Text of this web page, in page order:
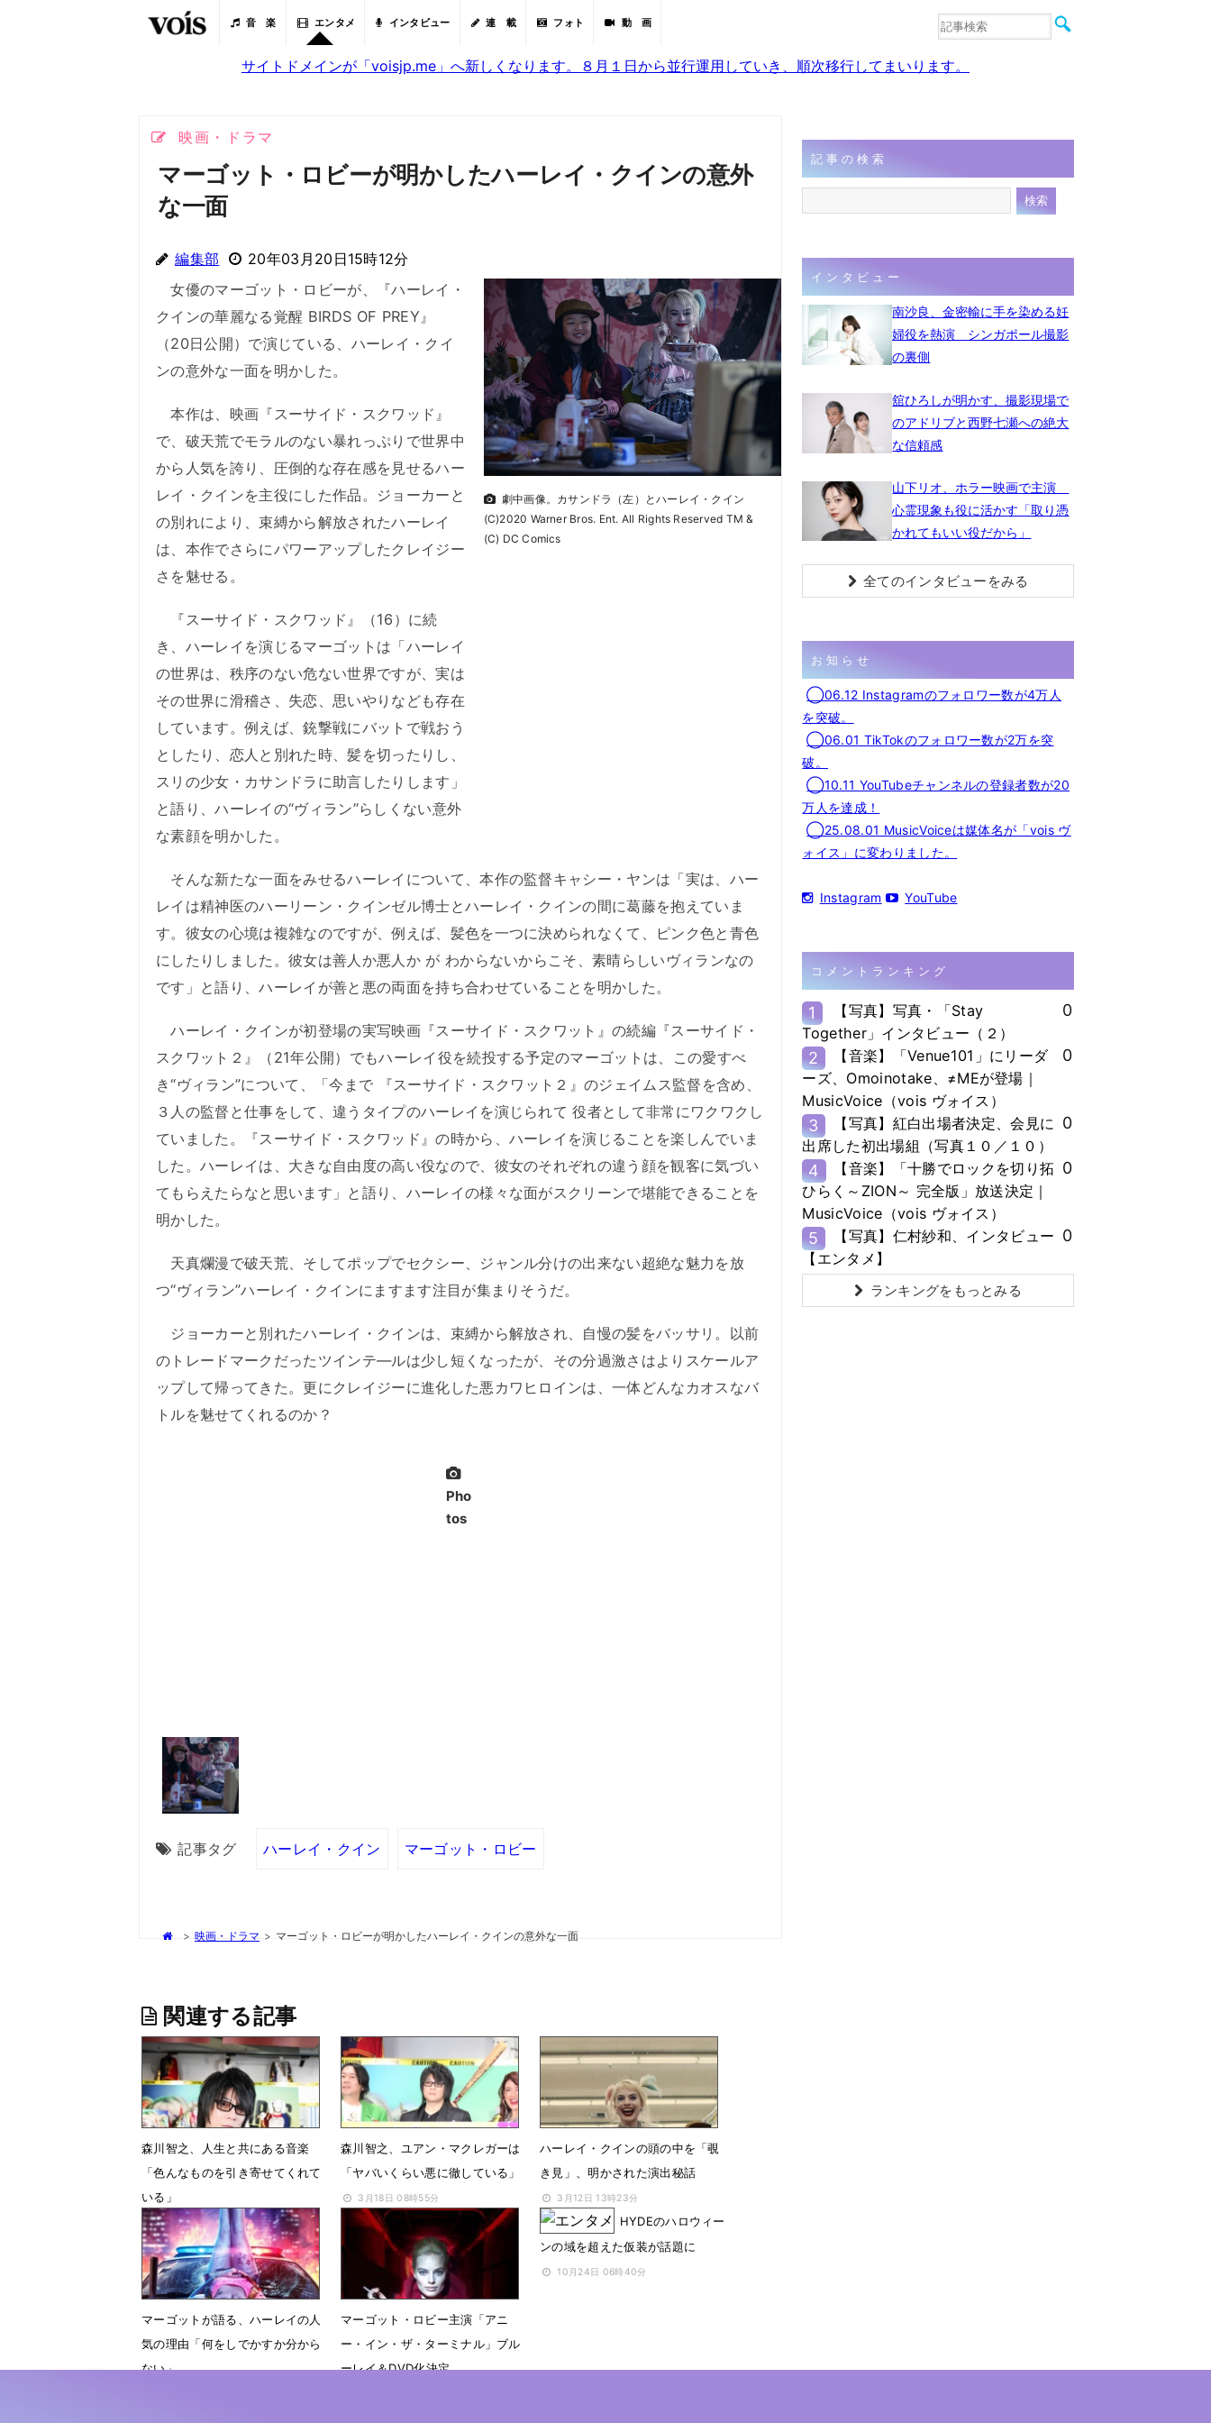
音 楽 エンタメ インタビュー 連 載 フォト 動 画
音楽
サイトドメインが「voisjp.me」へ新しくなります。８月１日から並行運用していき、順次移行してまいります。
映画・ドラマ
マーゴット・ロビーが明かしたハーレイ・クインの意外
な一面
編集部 20年03月20日15時12分
劇中画像。カサンドラ（左）とハーレイ・クイン
(C)2020 Warner Bros. Ent. All Rights Reserved TM &
(C) DC Comics
女優のマーゴット・ロビーが、『ハーレイ・
クインの華麗なる覚醒 BIRDS OF PREY』
（20日公開）で演じている、ハーレイ・クイ
ンの意外な一面を明かした。
本作は、映画『スーサイド・スクワッド』
で、破天荒でモラルのない暴れっぷりで世界中
から人気を誇り、圧倒的な存在感を見せるハー
レイ・クインを主役にした作品。ジョーカーと
の別れにより、束縛から解放されたハーレイ
は、本作でさらにパワーアップしたクレイジー
さを魅せる。
『スーサイド・スクワッド』（16）に続
き、ハーレイを演じるマーゴットは「ハーレイ
の世界は、秩序のない危ない世界ですが、実は
その世界に滑稽さ、失恋、思いやりなども存在
しています。例えば、銃撃戦にバットで戦おう
としたり、恋人と別れた時、髪を切ったりし、
スリの少女・カサンドラに助言したりします」
と語り、ハーレイの“ヴィラン”らしくない意外
な素顔を明かした。
そんな新たな一面をみせるハーレイについて、本作の監督キャシー・ヤンは「実は、ハー
レイは精神医のハーリーン・クインゼル博士とハーレイ・クインの間に葛藤を抱えていま
す。彼女の心境は複雑なのですが、例えば、髪色を一つに決められなくて、ピンク色と青色
にしたりしました。彼女は善人か悪人か が わからないからこそ、素晴らしいヴィランなの
です」と語り、ハーレイが善と悪の両面を持ち合わせていることを明かした。
ハーレイ・クインが初登場の実写映画『スーサイド・スクワット』の続編『スーサイド・
スクワット２』（21年公開）でもハーレイ役を続投する予定のマーゴットは、この愛すべ
き“ヴィラン”について、「今まで 『スーサイド・スクワット２』のジェイムス監督を含め、
３人の監督と仕事をして、違うタイプのハーレイを演じられて 役者として非常にワクワクし
ていました。『スーサイド・スクワッド』の時から、ハーレイを演じることを楽しんでいま
した。ハーレイは、大きな自由度の高い役なので、彼女のそれぞれの違う顔を観客に気づい
てもらえたらなと思います」と語り、ハーレイの様々な面がスクリーンで堪能できることを
明かした。
天真爛漫で破天荒、そしてポップでセクシー、ジャンル分けの出来ない超絶な魅力を放
つ“ヴィラン”ハーレイ・クインにますます注目が集まりそうだ。
ジョーカーと別れたハーレイ・クインは、束縛から解放され、自慢の髪をバッサリ。以前
のトレードマークだったツインテ―ルは少し短くなったが、その分過激さはよりスケールア
ップして帰ってきた。更にクレイジーに進化した悪カワヒロインは、一体どんなカオスなバ
トルを魅せてくれるのか？
Pho
tos
記事タグ ハーレイ・クイン マーゴット・ロビー
> 映画・ドラマ > マーゴット・ロビーが明かしたハーレイ・クインの意外な一面
関連する記事
森川智之、人生と共にある音楽
「色んなものを引き寄せてくれて
いる」
4月9日 17時00分
森川智之、ユアン・マクレガーは
「ヤバいくらい悪に徹している」
3月18日 08時55分
ハーレイ・クインの頭の中を「覗
き見」、明かされた演出秘話
3月12日 13時23分
マーゴットが語る、ハーレイの人
気の理由「何をしでかすか分から
ない」
マーゴット・ロビー主演「アニ
ー・イン・ザ・ターミナル」ブル
ーレイ＆DVD化決定
HYDEのハロウィー
ンの域を超えた仮装が話題に
10月24日 06時40分
記事の検索
インタビュー
南沙良、金密輸に手を染める妊
婦役を熱演 シンガポール撮影
の裏側
舘ひろしが明かす、撮影現場で
のアドリブと西野七瀬への絶大
な信頼感
山下リオ、ホラー映画で主演
心霊現象も役に活かす「取り憑
かれてもいい役だから」
全てのインタビューをみる
お知らせ
◯06.12 Instagramのフォロワー数が4万人
を突破。
◯06.01 TikTokのフォロワー数が2万を突
破。
◯10.11 YouTubeチャンネルの登録者数が20
万人を達成！
◯25.08.01 MusicVoiceは媒体名が「vois ヴ
ォイス」に変わりました。
Instagram YouTube
コメントランキング
1
【写真】写真・「Stay
Together」インタビュー（２）
0
2
【音楽】「Venue101」にリーダ
ーズ、Omoinotake、≠MEが登場｜
MusicVoice（vois ヴォイス）
0
3
【写真】紅白出場者決定、会見に
出席した初出場組（写真１０／１０）
0
4
【音楽】「十勝でロックを切り拓
ひらく～ZION～ 完全版」放送決定｜
MusicVoice（vois ヴォイス）
0
5
【写真】仁村紗和、インタビュー
【エンタメ】
0
ランキングをもっとみる